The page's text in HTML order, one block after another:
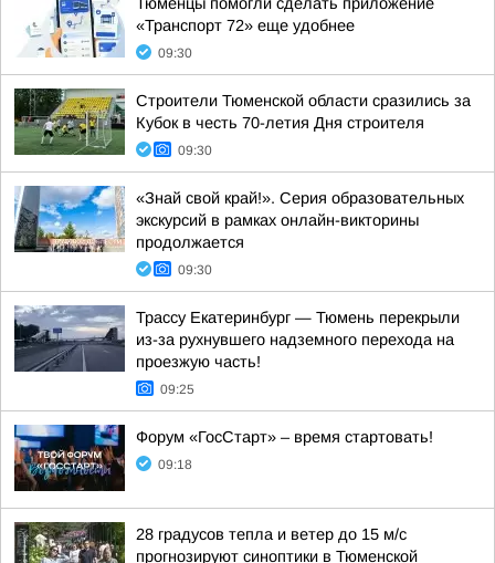
«Транспорт 72» еще удобнее
09:30
Строители Тюменской области сразились за
Кубок в честь 70-летия Дня строителя
09:30
«Знай свой край!». Серия образовательных
экскурсий в рамках онлайн-викторины
продолжается
09:30
Трассу Екатеринбург — Тюмень перекрыли
из-за рухнувшего надземного перехода на
проезжую часть!
09:25
Форум «ГосСтарт» – время стартовать!
09:18
28 градусов тепла и ветер до 15 м/с
прогнозируют синоптики в Тюменской